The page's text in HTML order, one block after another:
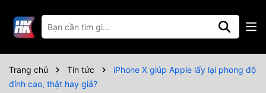
Trang chủ Tin tức
iPhone X giúp Apple lấy lại phong độ
đỉnh cao, thật hay giả?